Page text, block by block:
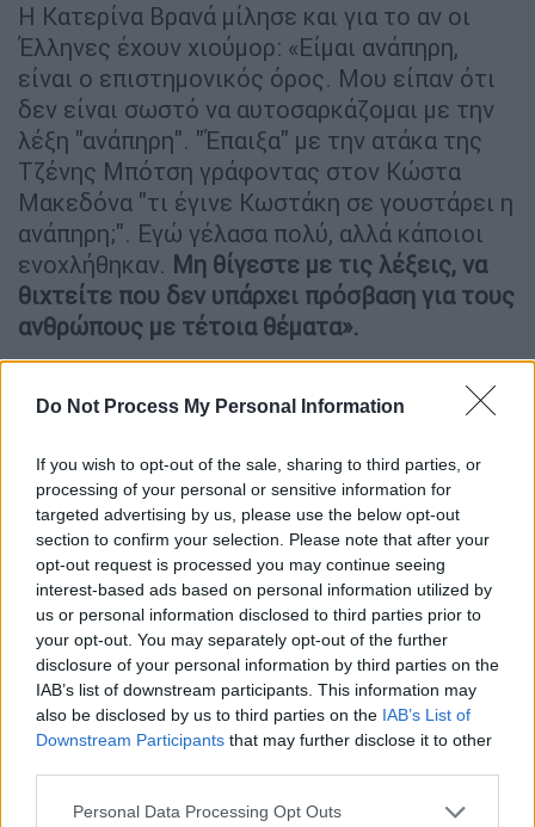
Do Not Process My Personal Information
If you wish to opt-out of the sale, sharing to third parties, or
processing of your personal or sensitive information for
targeted advertising by us, please use the below opt-out
section to confirm your selection. Please note that after your
opt-out request is processed you may continue seeing
interest-based ads based on personal information utilized by
us or personal information disclosed to third parties prior to
your opt-out. You may separately opt-out of the further
disclosure of your personal information by third parties on the
IAB’s list of downstream participants. This information may
also be disclosed by us to third parties on the IAB’s List of
Downstream Participants that may further disclose it to other
Please note that this website/app uses one or more Google
Personal Data Processing Opt Outs
Η Κατερίνα Βρανά μίλησε και για το αν οι
Έλληνες έχουν χιούμορ: «Είμαι ανάπηρη,
είναι ο επιστημονικός όρος. Μου είπαν ότι
δεν είναι σωστό να αυτοσαρκάζομαι με την
λέξη "ανάπηρη". "Έπαιξα" με την ατάκα της
Τζένης Μπότση γράφοντας στον Κώστα
Μακεδόνα "τι έγινε Κωστάκη σε γουστάρει η
ανάπηρη;". Εγώ γέλασα πολύ, αλλά κάποιοι
ενοχλήθηκαν. Μη θίγεστε με τις λέξεις, να
θιχτείτε που δεν υπάρχει πρόσβαση για τους
ανθρώπους με τέτοια θέματα».
Έλληνες πιστεύουν ότι κάποιος πάντα πάει
κάποιους άλλους λαούς. Πολλή καχυποψία
και το "τι θα πει ο κόσμος". Έλεος πρέπει να
το ξεπεράσουμε αυτό. Δεν έχουμε κανένα
αυτοσαρκασμό, έχουμε απίστευτη
σοβαροφάνεια. Και δεν δέχονται ότι μπορείς
να κάνεις κι άλλα πράγματα. Οι Έλληνες
έχουμε πολύ καλό χιούμορ, αλλά εμείς
επαγγελματίες πολλές φορές καταφεύγουμε
στο εύκολο χιούμορ για να κερδίσουμε το
κοινό. ».